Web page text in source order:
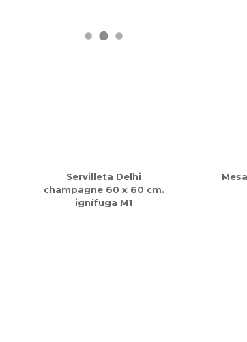
Servilleta Delhi
champagne 60 x 60 cm.
ignífuga M1